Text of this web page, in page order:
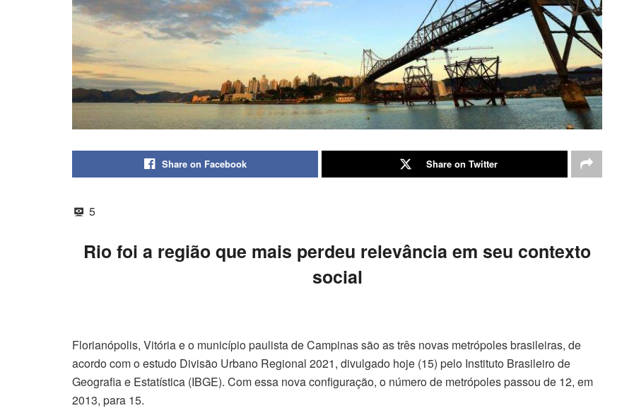
Share on Facebook Share on Twitter
5
Rio foi a região que mais perdeu relevância em seu contexto
social
Florianópolis, Vitória e o município paulista de Campinas são as três novas metrópoles brasileiras, de
acordo com o estudo Divisão Urbano Regional 2021, divulgado hoje (15) pelo Instituto Brasileiro de
Geografia e Estatística (IBGE). Com essa nova configuração, o número de metrópoles passou de 12, em
2013, para 15.